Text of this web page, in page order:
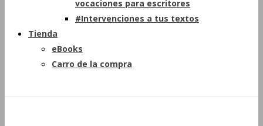
vocaciones para escritores
#Intervenciones a tus textos
Tienda
eBooks
Carro de la compra